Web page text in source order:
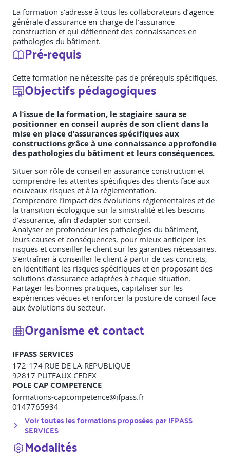
La formation s'adresse à tous les collaborateurs d’agence
générale d’assurance en charge de l’assurance
construction et qui détiennent des connaissances en
pathologies du bâtiment.
Pré-requis
Cette formation ne nécessite pas de prérequis spécifiques.
Objectifs pédagogiques
A l’issue de la formation, le stagiaire saura se
positionner en conseil auprès de son client dans la
mise en place d’assurances spécifiques aux
constructions grâce à une connaissance approfondie
des pathologies du bâtiment et leurs conséquences.
Situer son rôle de conseil en assurance construction et
comprendre les attentes spécifiques des clients face aux
nouveaux risques et à la réglementation.
Comprendre l’impact des évolutions réglementaires et de
la transition écologique sur la sinistralité et les besoins
d’assurance, afin d’adapter son conseil.
Analyser en profondeur les pathologies du bâtiment,
leurs causes et conséquences, pour mieux anticiper les
risques et conseiller le client sur les garanties nécessaires.
S’entraîner à conseiller le client à partir de cas concrets,
en identifiant les risques spécifiques et en proposant des
solutions d’assurance adaptées à chaque situation.
Partager les bonnes pratiques, capitaliser sur les
expériences vécues et renforcer la posture de conseil face
aux évolutions du secteur.
Organisme et contact
IFPASS SERVICES
172-174 RUE DE LA REPUBLIQUE
92817 PUTEAUX CEDEX
POLE CAP COMPETENCE
formations-capcompetence@ifpass.fr
0147765934
Voir toutes les formations proposées parIFPASS
SERVICES
Modalités